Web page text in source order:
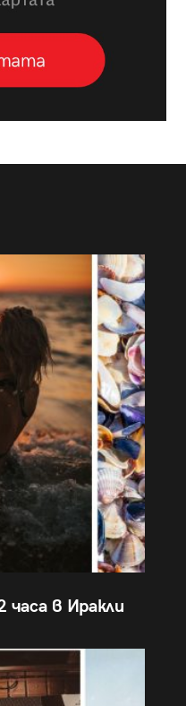
часа в Иракли